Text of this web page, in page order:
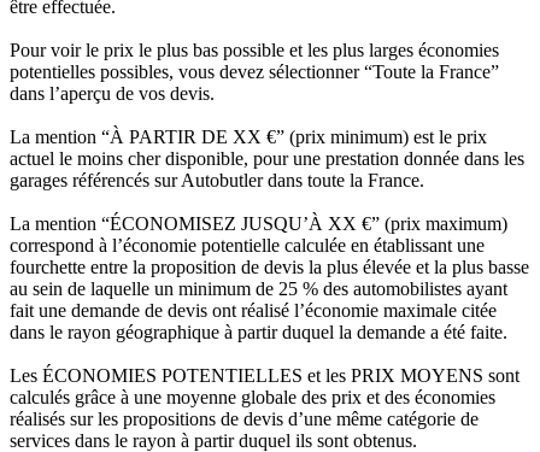
être effectuée.
Pour voir le prix le plus bas possible et les plus larges économies
potentielles possibles, vous devez sélectionner “Toute la France”
dans l’aperçu de vos devis.
La mention “À PARTIR DE XX €” (prix minimum) est le prix
actuel le moins cher disponible, pour une prestation donnée dans les
garages référencés sur Autobutler dans toute la France.
La mention “ÉCONOMISEZ JUSQU’À XX €” (prix maximum)
correspond à l’économie potentielle calculée en établissant une
fourchette entre la proposition de devis la plus élevée et la plus basse
au sein de laquelle un minimum de 25 % des automobilistes ayant
fait une demande de devis ont réalisé l’économie maximale citée
dans le rayon géographique à partir duquel la demande a été faite.
Les ÉCONOMIES POTENTIELLES et les PRIX MOYENS sont
calculés grâce à une moyenne globale des prix et des économies
réalisés sur les propositions de devis d’une même catégorie de
services dans le rayon à partir duquel ils sont obtenus.